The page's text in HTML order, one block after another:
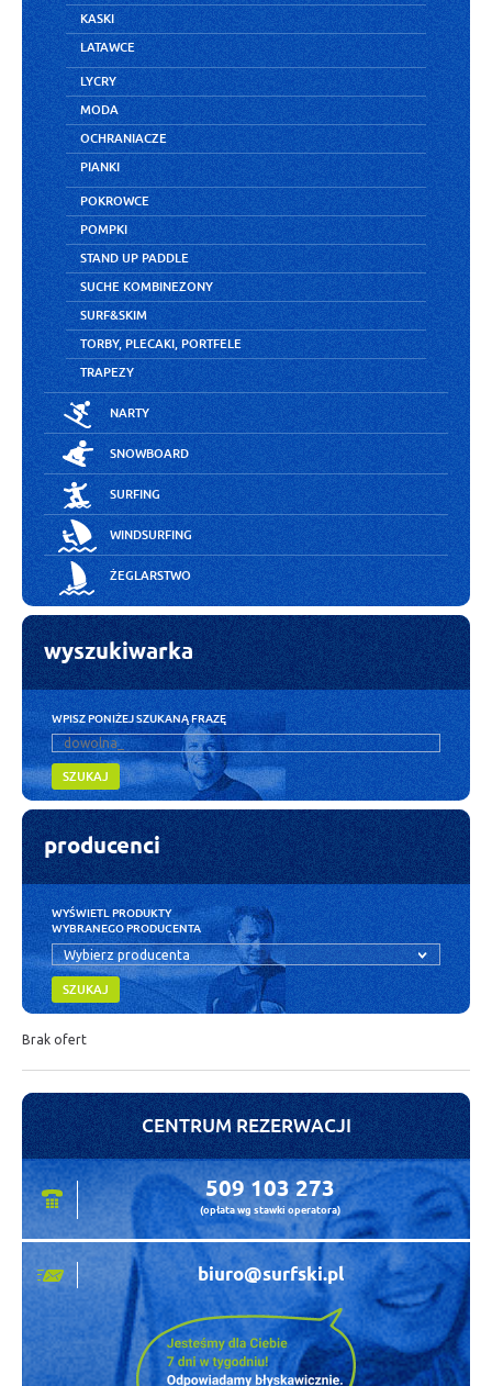
KASKI
LATAWCE
LYCRY
MODA
OCHRANIACZE
PIANKI
POKROWCE
POMPKI
STAND UP PADDLE
SUCHE KOMBINEZONY
SURF&SKIM
TORBY, PLECAKI, PORTFELE
TRAPEZY
NARTY
SNOWBOARD
SURFING
WINDSURFING
ŻEGLARSTWO
wyszukiwarka
WPISZ PONIŻEJ SZUKANĄ FRAZĘ
SZUKAJ
producenci
WYŚWIETL PRODUKTY
WYBRANEGO PRODUCENTA
Wybierz producenta
SZUKAJ
Brak ofert
CENTRUM REZERWACJI
509 103 273
(opłata wg stawki operatora)
biuro@surfski.pl